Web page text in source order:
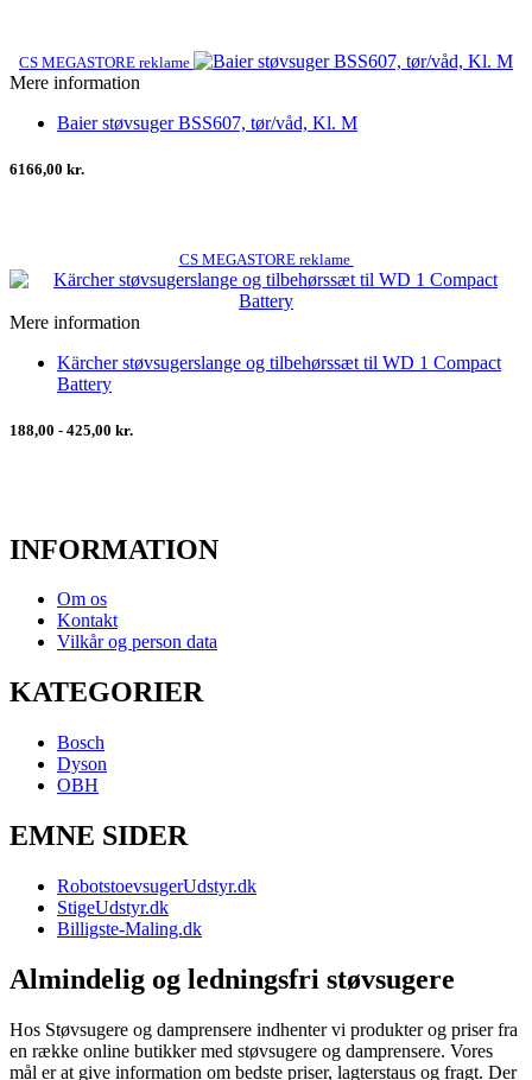
CS MEGASTORE reklame
Mere information
Baier støvsuger BSS607, tør/våd, Kl. M
6166,00 kr.
CS MEGASTORE reklame
Mere information
Kärcher støvsugerslange og tilbehørssæt til WD 1 Compact
Battery
188,00 - 425,00 kr.
INFORMATION
Om os
Kontakt
Vilkår og person data
KATEGORIER
Bosch
Dyson
OBH
EMNE SIDER
RobotstoevsugerUdstyr.dk
StigeUdstyr.dk
Billigste-Maling.dk
Almindelig og ledningsfri støvsugere
Hos Støvsugere og damprensere indhenter vi produkter og priser fra
en række online butikker med støvsugere og damprensere. Vores
mål er at give information om bedste priser, lagterstaus og fragt. Der